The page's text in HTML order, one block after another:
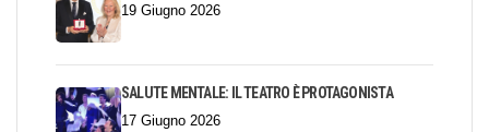
19 Giugno 2026
SALUTE MENTALE: IL TEATRO È PROTAGONISTA
17 Giugno 2026